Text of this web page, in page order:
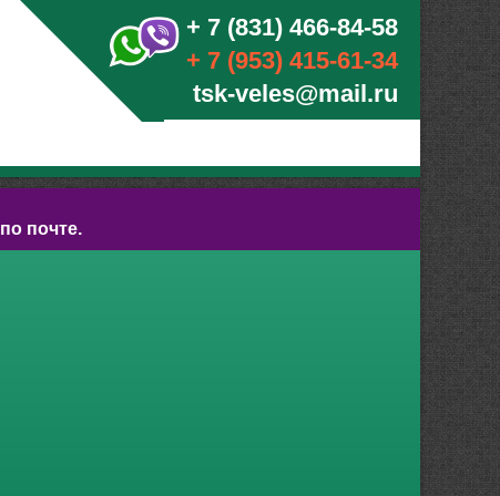
+ 7 (831) 466-84-58
+ 7 (953) 415-61-34
tsk-veles@mail.ru
почте.